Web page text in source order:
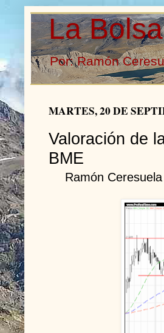
La
Por: Ramón
MARTES, 20 DE
Valoración de
BME
Ramón Ceresuela